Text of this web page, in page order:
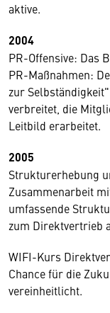
aktive.
2004
PR-Offensive: Das
PR-Maßnahmen:
zur
verbreitet, die
Leitbild erarbeitet.
2005
Strukturerhebung
Zusammenarbeit
umfassende
zum Direktvertrieb
WIFI-Kurs
Chance für die
vereinheitlicht.